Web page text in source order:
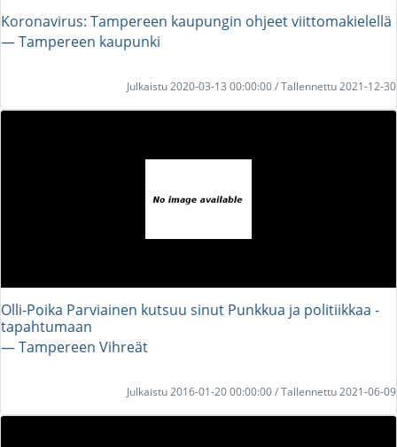
Koronavirus: Tampereen kaupungin ohjeet viittomakielellä
― Tampereen kaupunki
Julkaistu 2020-03-13 00:00:00 / Tallennettu 2021-12-30
Olli-Poika Parviainen kutsuu sinut Punkkua ja politiikkaa -
tapahtumaan
― Tampereen Vihreät
Julkaistu 2016-01-20 00:00:00 / Tallennettu 2021-06-09